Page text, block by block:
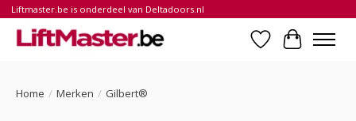
Liftmaster.be is onderdeel van Deltadoors.nl
Verlanglijst
Home / Merken / Gilbert®